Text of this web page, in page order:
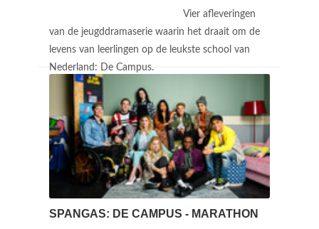
Vier afleveringen
van de jeugddramaserie waarin het draait om de
levens van leerlingen op de leukste school van
Nederland: De Campus.
SPANGAS: DE CAMPUS - MARATHON